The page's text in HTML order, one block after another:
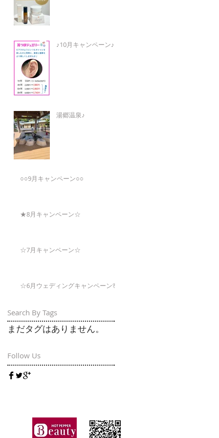
Search By Tags
♪10月キャンペーン♪
湯郷温泉♪
○○9月キャンペーン○○
★8月キャンペーン☆
☆7月キャンペーン☆
☆6月ウェディングキャンペーン🌸
まだタグはありません。
Follow Us